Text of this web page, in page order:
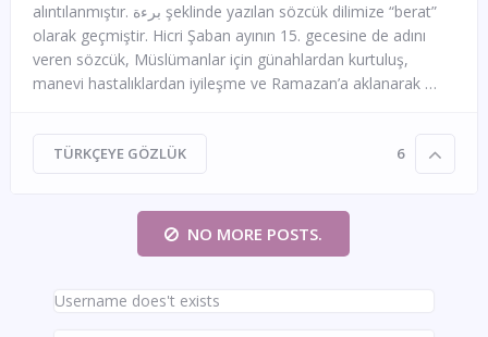
alıntılanmıştır. برءة şeklinde yazılan sözcük dilimize “berat”
olarak geçmiştir. Hicri Şaban ayının 15. gecesine de adını
veren sözcük, Müslümanlar için günahlardan kurtuluş,
manevi hastalıklardan iyileşme ve Ramazan’a aklanarak …
TÜRKÇEYE GÖZLÜK 6
NO MORE POSTS.
Username does't exists